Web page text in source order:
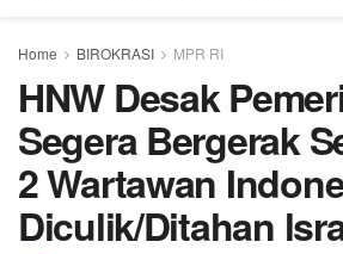
Home BIROKRASI MPR RI
HNW Desak
Segera Bergerak
2 Wartawan
Diculik/Ditahan